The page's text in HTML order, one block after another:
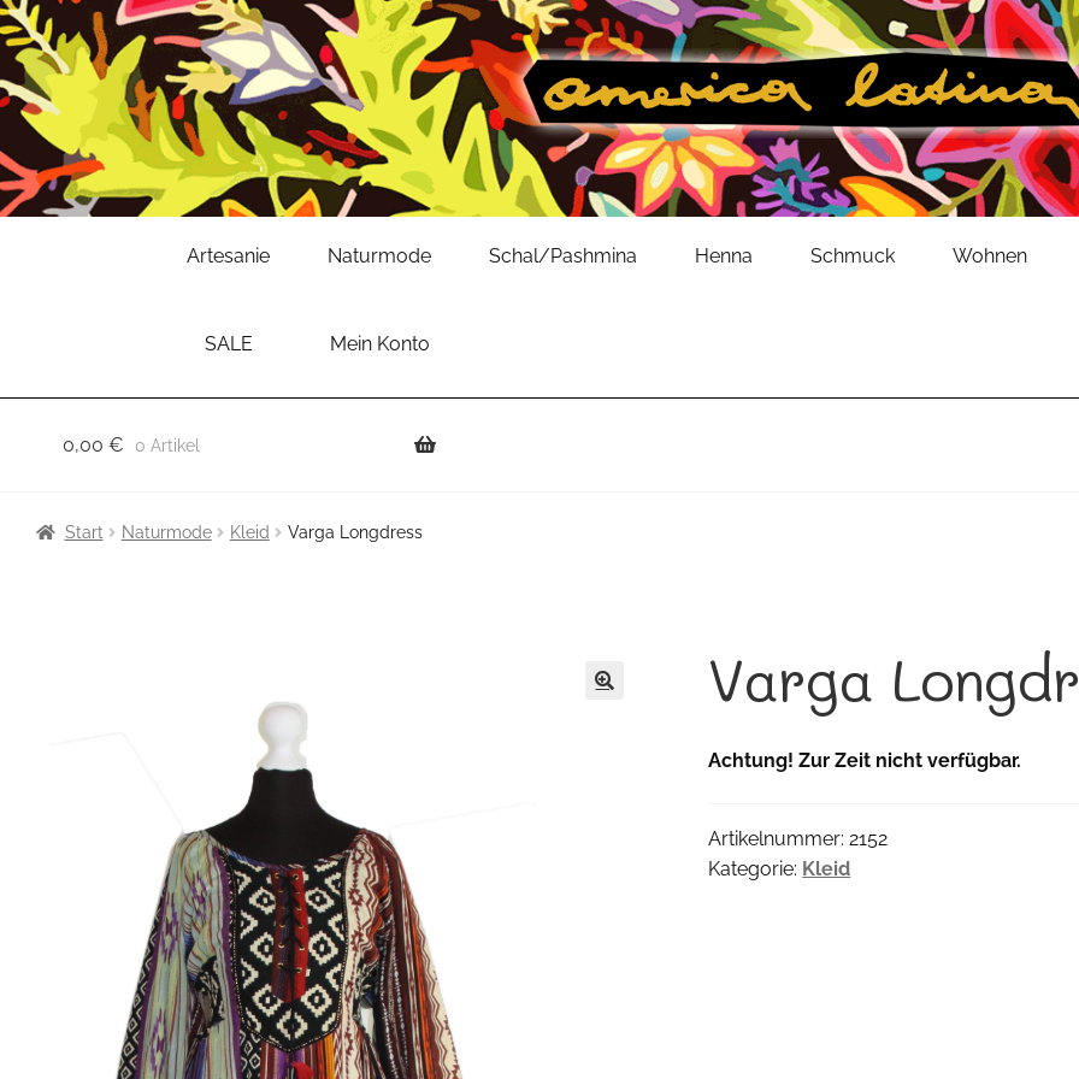
Artesanie Naturmode Schal/Pashmina Henna Schmuck Wohnen
SALE Mein Konto
0,00 € 0 Artikel
Start Naturmode Kleid Varga Longdress
Varga
Achtung! Zur Zeit nicht verfügbar.
Artikelnummer:2152
Kategorie: Kleid